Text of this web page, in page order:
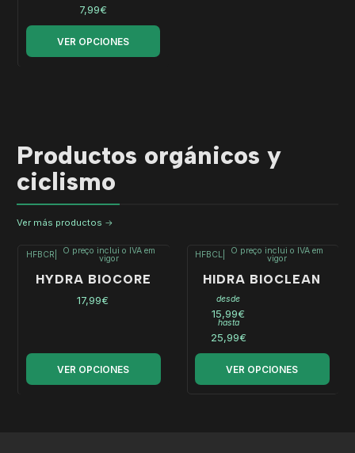
7,99€
VER OPCIONES
Productos orgánicos y
ciclismo
Ver más productos
HFBCR O preço inclui o IVA em
vigor
HYDRA BIOCORE
17,99€
VER OPCIONES
HFBCL O preço inclui o IVA em
vigor
HIDRA BIOCLEAN
desde
15,99€
hasta
25,99€
VER OPCIONES